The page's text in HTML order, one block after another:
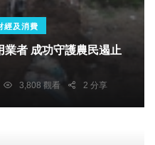
經及消費
民遏止
3,808 觀看 2 分享